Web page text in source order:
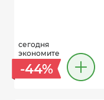
сегодня
экономите
-44%